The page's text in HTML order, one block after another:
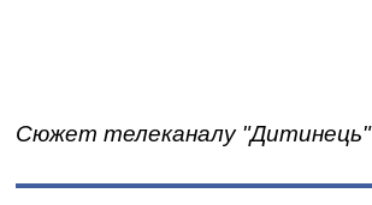
Сюжет телеканалу "Дитинець"